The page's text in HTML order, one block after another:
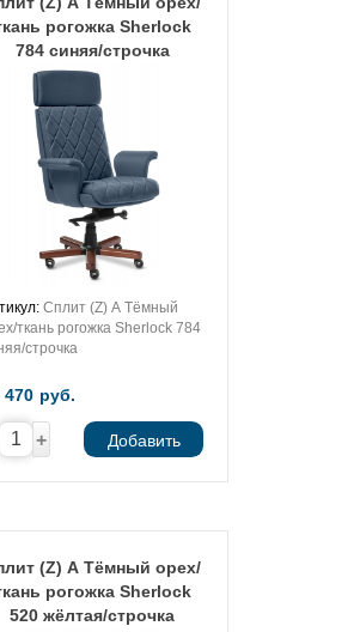
рогожка Sherlock
784 синяя/строчка
Сплит (Z) А Тёмный
ткань рогожка Sherlock 784
строчка
470 руб.
+ Добавить
(Z) А Тёмный орех/
рогожка Sherlock
520 жёлтая/строчка